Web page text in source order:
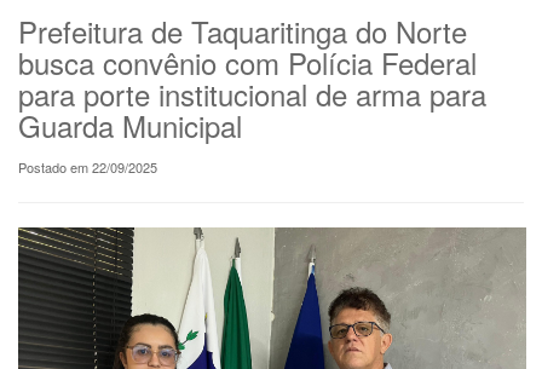
Prefeitura de Taquaritinga do Norte
busca convênio com Polícia Federal
para porte institucional de arma para
Guarda Municipal
Postado em 22/09/2025